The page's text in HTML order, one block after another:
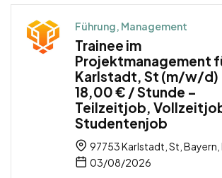
Führung, Management
Trainee im
Projektmanagement
Karlstadt, St (m/w/d)
18,00 € / Stunde –
Teilzeitjob,
Studentenjob
97753 Karlstadt, St,
03/08/2026